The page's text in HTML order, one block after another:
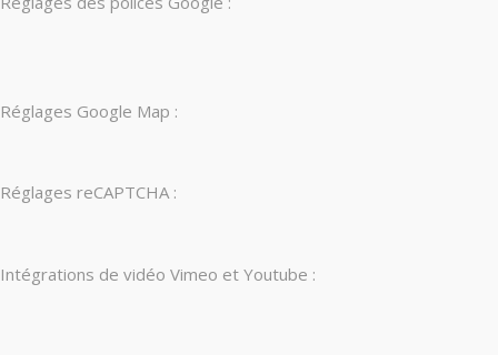
Réglages Google Map :
Réglages reCAPTCHA :
Intégrations de vidéo Vimeo et Youtube :